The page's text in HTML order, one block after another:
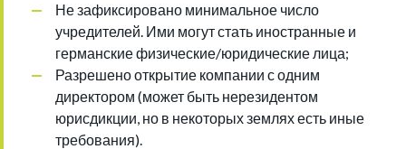
Не зафиксировано минимальное число
учредителей. Ими могут стать иностранные и
германские физические/юридические лица;
Разрешено открытие компании с одним
директором (может быть нерезидентом
юрисдикции, но в некоторых землях есть иные
требования).